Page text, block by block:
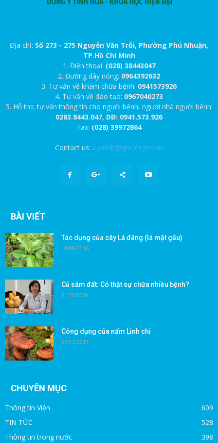
Địa chỉ: Số 273 - 275 Nguyễn Văn Trỗi, Phường Phú Nhuận,
TP.Hồ Chí Minh
1. Điện thoại: (028) 38443047
2. Đường dây nóng: 0964392632
3. Tư vấn về khám chữa bệnh: 0941573926
4. Tư vấn về đào tạo: 0967040273
5. Hỗ trợ, tư vấn thông tin cho người bệnh, người nhà người bệnh:
0283.8443.047, DĐ: 0941.573.926
Fax: (028) 39972864
Contact us: v.ydhdt@tphcm.gov.vn
BÀI VIẾT
Tác dụng của cây Lá đắng (lá mật gấu)
14/08/2016
Củ sâm đất: Có thật sự chữa nhiều bệnh?
31/10/2019
Công dụng của nấm Linh chi
27/11/2017
CHUYÊN MỤC
Thông tin Viện
609
TIN TỨC
528
Thông tin trong nước
398